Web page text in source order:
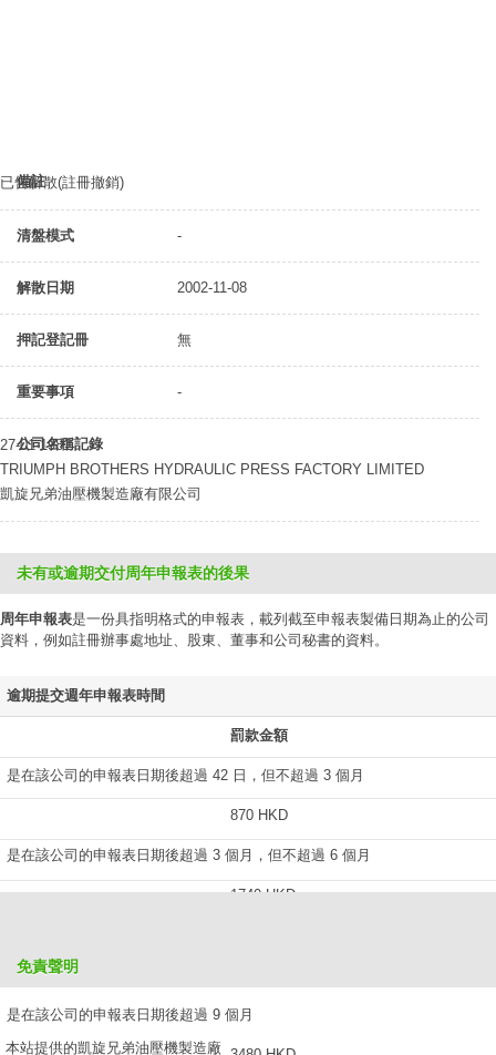
備註
已告解散(註冊撤銷)
清盤模式 -
解散日期 2002-11-08
押記登記冊 無
重要事項 -
公司名稱記錄
27-01-1981
TRIUMPH BROTHERS HYDRAULIC PRESS FACTORY LIMITED
凱旋兄弟油壓機製造廠有限公司
未有或逾期交付周年申報表的後果
周年申報表是一份具指明格式的申報表，載列截至申報表製備日期為止的公司
資料，例如註冊辦事處地址、股東、董事和公司秘書的資料。
逾期提交週年申報表時間
罰款金額
是在該公司的申報表日期後超過 42 日，但不超過 3 個月
870 HKD
是在該公司的申報表日期後超過 3 個月，但不超過 6 個月
1740 HKD
是在該公司的申報表日期後超過 9 個月
免責聲明
本站提供的凱旋兄弟油壓機製造廠